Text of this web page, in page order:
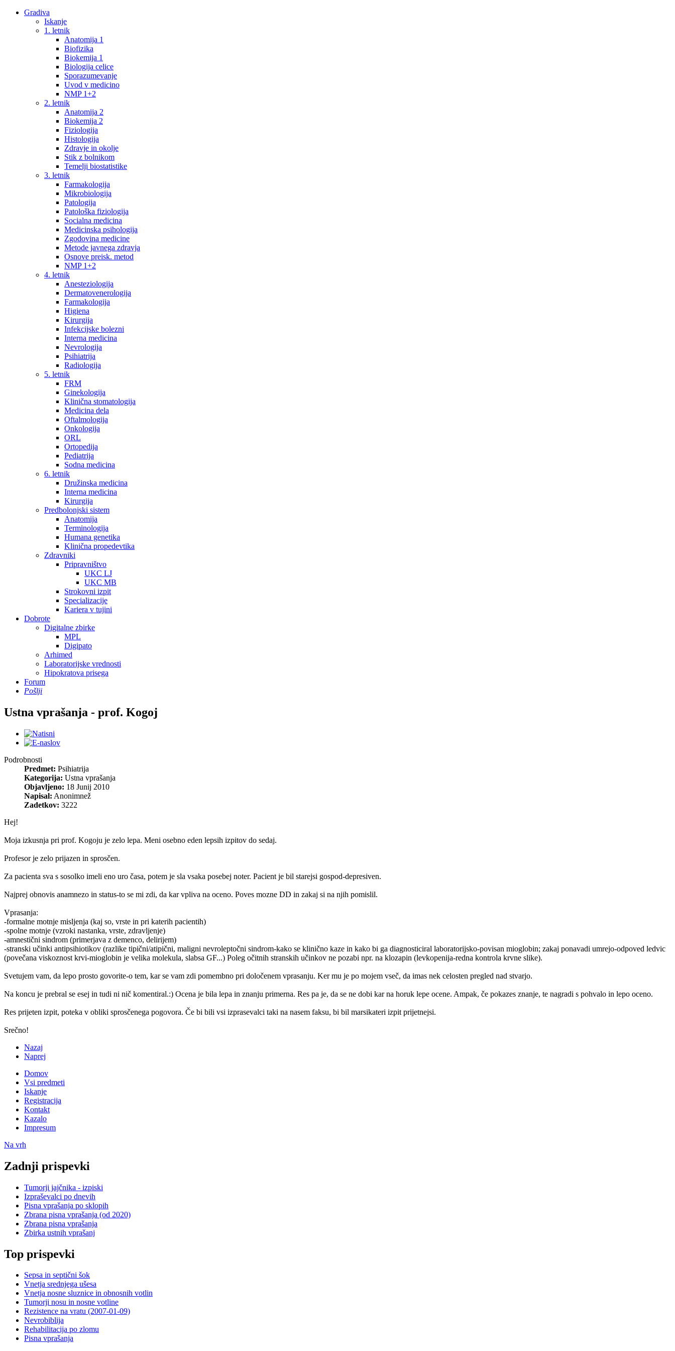
Gradiva
Iskanje
1. letnik
Anatomija 1
Biofizika
Biokemija 1
Biologija celice
Sporazumevanje
Uvod v medicino
NMP 1+2
2. letnik
Anatomija 2
Biokemija 2
Fiziologija
Histologija
Zdravje in okolje
Stik z bolnikom
Temelji biostatistike
3. letnik
Farmakologija
Mikrobiologija
Patologija
Patološka fiziologija
Socialna medicina
Medicinska psihologija
Zgodovina medicine
Metode javnega zdravja
Osnove preisk. metod
NMP 1+2
4. letnik
Anesteziologija
Dermatovenerologija
Farmakologija
Higiena
Kirurgija
Infekcijske bolezni
Interna medicina
Nevrologija
Psihiatrija
Radiologija
5. letnik
FRM
Ginekologija
Klinična stomatologija
Medicina dela
Oftalmologija
Onkologija
ORL
Ortopedija
Pediatrija
Sodna medicina
6. letnik
Družinska medicina
Interna medicina
Kirurgija
Predbolonjski sistem
Anatomija
Terminologija
Humana genetika
Klinična propedevtika
Zdravniki
Pripravništvo
UKC LJ
UKC MB
Strokovni izpit
Specializacije
Kariera v tujini
Dobrote
Digitalne zbirke
MPL
Digipato
Arhimed
Laboratorijske vrednosti
Hipokratova prisega
Forum
Pošlji
Ustna vprašanja - prof. Kogoj
Podrobnosti
Predmet: Psihiatrija
Kategorija: Ustna vprašanja
Objavljeno: 18 Junij 2010
Napisal: Anonimnež
Zadetkov: 3222
Hej!
Moja izkusnja pri prof. Kogoju je zelo lepa. Meni osebno eden lepsih izpitov do sedaj.
Profesor je zelo prijazen in sprosčen.
Za pacienta sva s sosolko imeli eno uro časa, potem je sla vsaka posebej noter. Pacient je bil starejsi gospod-depresiven.
Najprej obnovis anamnezo in status-to se mi zdi, da kar vpliva na oceno. Poves mozne DD in zakaj si na njih pomislil.
Vprasanja:
-formalne motnje misljenja (kaj so, vrste in pri katerih pacientih)
-spolne motnje (vzroki nastanka, vrste, zdravljenje)
-amnestični sindrom (primerjava z demenco, delirijem)
-stranski učinki antipsihiotikov (razlike tipični/atipični, maligni nevroleptočni sindrom-kako se klinično kaze in kako bi ga diagnosticiral laboratorijsko-povisan mioglobin; zakaj ponavadi umrejo-odpoved ledvic
(povečana viskoznost krvi-mioglobin je velika molekula, slabsa GF...) Poleg očitnih stranskih učinkov ne pozabi npr. na klozapin (levkopenija-redna kontrola krvne slike).
Svetujem vam, da lepo prosto govorite-o tem, kar se vam zdi pomembno pri določenem vprasanju. Ker mu je po mojem vseč, da imas nek celosten pregled nad stvarjo.
Na koncu je prebral se esej in tudi ni nič komentiral.:) Ocena je bila lepa in znanju primerna. Res pa je, da se ne dobi kar na horuk lepe ocene. Ampak, če pokazes znanje, te nagradi s pohvalo in lepo oceno.
Res prijeten izpit, poteka v obliki sprosčenega pogovora. Če bi bili vsi izprasevalci taki na nasem faksu, bi bil marsikateri izpit prijetnejsi.
Srečno!
Nazaj
Naprej
Domov
Vsi predmeti
Iskanje
Registracija
Kontakt
Kazalo
Impresum
Na vrh
Zadnji prispevki
Tumorji jajčnika - izpiski
Izpraševalci po dnevih
Pisna vprašanja po sklopih
Zbrana pisna vprašanja (od 2020)
Zbrana pisna vprašanja
Zbirka ustnih vprašanj
Top prispevki
Sepsa in septični šok
Vnetja srednjega ušesa
Vnetja nosne sluznice in obnosnih votlin
Tumorji nosu in nosne votline
Rezistence na vratu (2007-01-09)
Nevrobiblija
Rehabilitacija po zlomu
Pisna vprašanja